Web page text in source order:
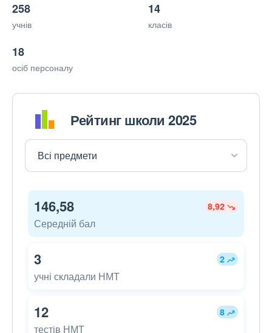
258
учнів
14
класів
18
осіб персоналу
Рейтинг школи 2025
146,58 8,92
Середній бал
3 2
учні складали НМТ
12 8
тестів НМТ